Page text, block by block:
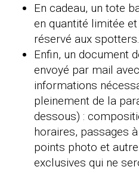
En cadeau, un tote
en quantité limitée
réservé aux spotters.
Enfin, un document
envoyé par mail
informations
pleinement de la
dessous) :
horaires, passages
points photo et
exclusives qui ne